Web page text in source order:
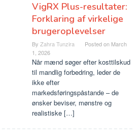
VigRX Plus-resultater:
Forklaring af virkelige
brugeroplevelser
By Zahra Tunzira Posted on March
1, 2026
Når mænd søger efter kosttilskud
til mandlig forbedring, leder de
ikke efter
markedsføringspåstande – de
ønsker beviser, mønstre og
realistiske […]